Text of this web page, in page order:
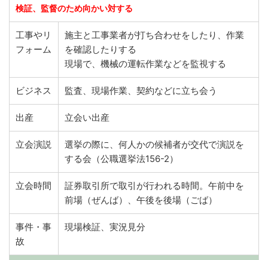
検証、監督のため向かい対する
工事やリ
フォーム
施主と工事業者が打ち合わせをしたり、作業
を確認したりする
現場で、機械の運転作業などを監視する
ビジネス 監査、現場作業、契約などに立ち会う
出産 立会い出産
立会演説
選挙の際に、何人かの候補者が交代で演説を
する会（公職選挙法156-2）
立会時間
証券取引所で取引が行われる時間。午前中を
前場（ぜんば）、午後を後場（ごば）
事件・事
故
現場検証、実況見分